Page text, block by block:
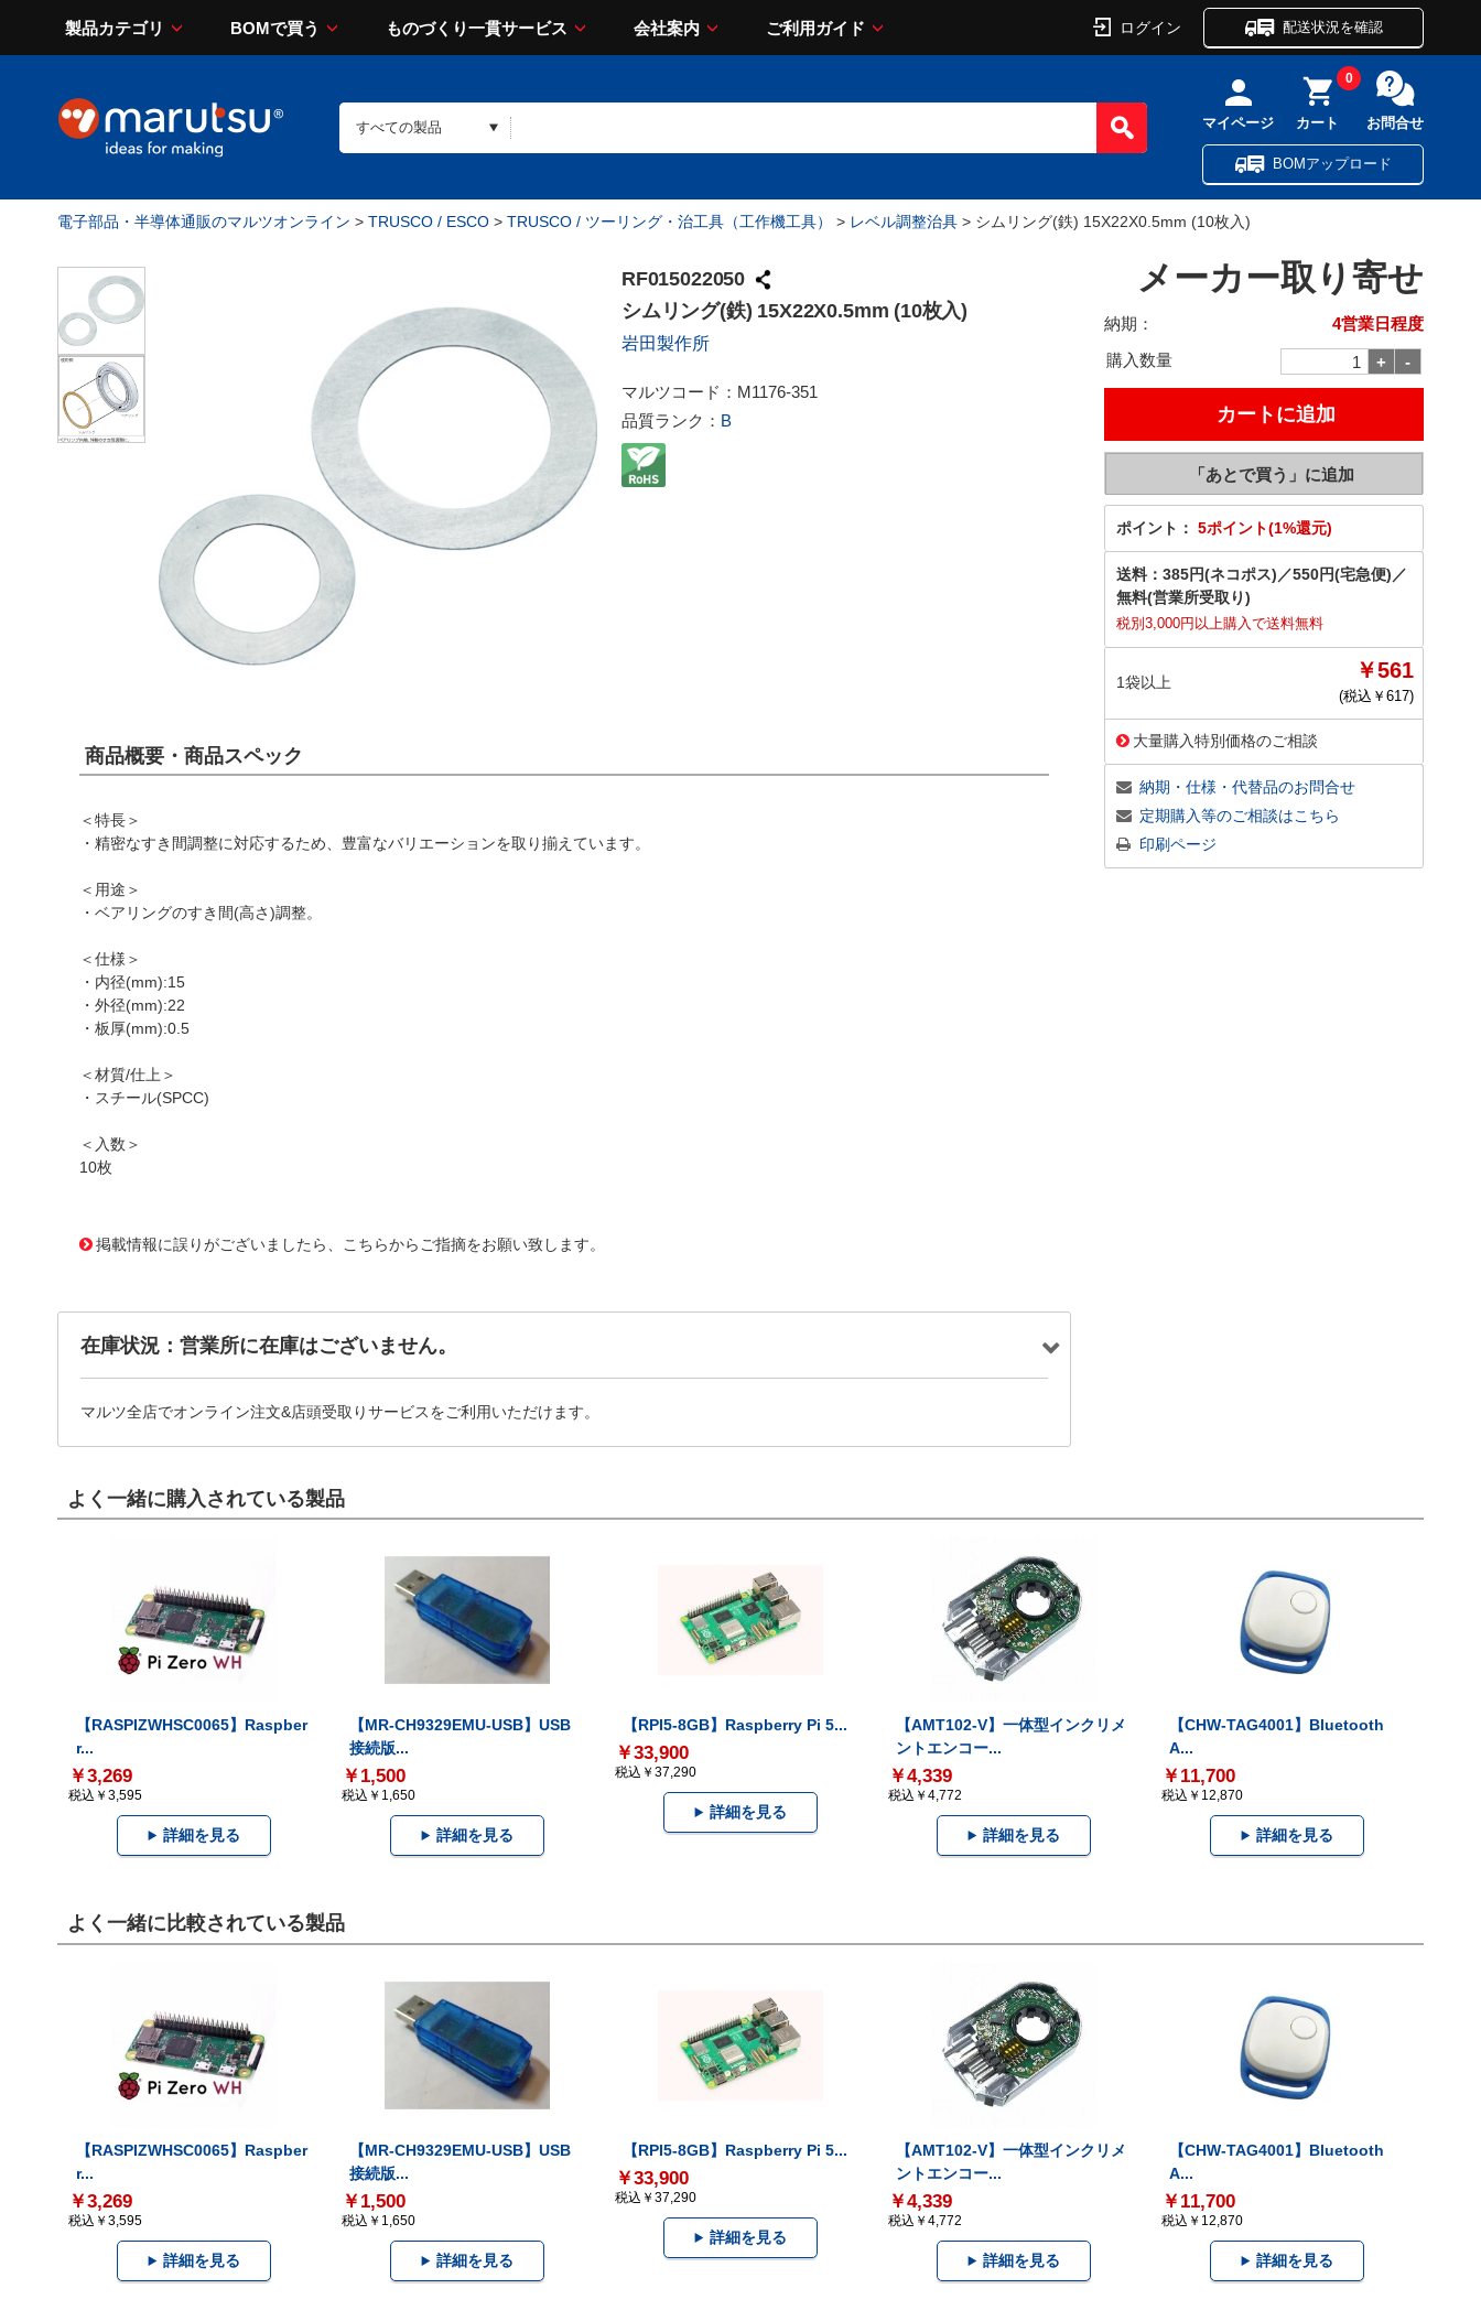
製品カテゴリ BOMで買う ものづくり一貫サービス 会社案内 ご利用ガイド ログイン 配送状況を確認
マイページ カート
0
お問合せ
BOMアップロード
電子部品・半導体通販のマルツオンライン > TRUSCO / ESCO > TRUSCO / ツーリング・治工具（工作機工具） > レベル調整治具 > シムリング(鉄) 15X22X0.5mm (10枚入)
RF015022050
シムリング(鉄) 15X22X0.5mm (10枚入)
岩田製作所
マルツコード： M1176-351
品質ランク： B
メーカー取り寄せ
納期：
4営業日程度
購入数量
ポイント： 5ポイント(1%還元)
送料： 385円(ネコポス) ／550円(宅急便) ／
無料(営業所受取り)
税別3,000円以上購入で送料無料
1袋以上 ￥561
(税込￥ 617)
大量購入特別価格のご相談
納期・仕様・代替品のお問合せ
定期購入等のご相談はこちら
印刷ページ
商品概要・商品スペック
＜特長＞
・精密なすき間調整に対応するため、豊富なバリエーションを取り揃えています。
＜用途＞
・ベアリングのすき間(高さ)調整。
＜仕様＞
・内径(mm):15
・外径(mm):22
・板厚(mm):0.5
＜材質/仕上＞
・スチール(SPCC)
＜入数＞
10枚
掲載情報に誤りがございましたら、こちらからご指摘をお願い致します。
在庫状況：営業所に在庫はございません。
マルツ全店でオンライン注文&店頭受取りサービスをご利用いただけます。
よく一緒に購入されている製品
【RASPIZWHSC0065】Raspber
r...
￥3,269
税込￥3,595
詳細を見る
【MR-CH9329EMU-USB】USB
接続版...
￥1,500
税込￥1,650
詳細を見る
【RPI5-8GB】Raspberry Pi 5...
￥33,900
税込￥37,290
詳細を見る
【AMT102-V】一体型インクリメ
ントエンコー...
￥4,339
税込￥4,772
詳細を見る
【CHW-TAG4001】Bluetooth
A...
￥11,700
税込￥12,870
詳細を見る
よく一緒に比較されている製品
【RASPIZWHSC0065】Raspber
r...
￥3,269
税込￥3,595
詳細を見る
【MR-CH9329EMU-USB】USB
接続版...
￥1,500
税込￥1,650
詳細を見る
【RPI5-8GB】Raspberry Pi 5...
￥33,900
税込￥37,290
詳細を見る
【AMT102-V】一体型インクリメ
ントエンコー...
￥4,339
税込￥4,772
詳細を見る
【CHW-TAG4001】Bluetooth
A...
￥11,700
税込￥12,870
詳細を見る